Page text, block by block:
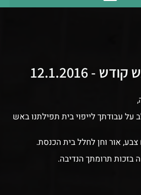
- 12.1.2016
עבודתך לייפוי בית תפילתנו באש
צבע, אור וחן לחלל בית הכנסת.
בזכות תרומתך הנדיבה.